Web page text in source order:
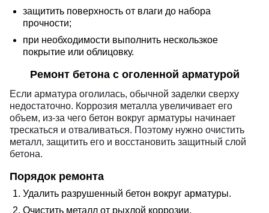
защитить поверхность от влаги до набора
прочности;
при необходимости выполнить нескользкое
покрытие или облицовку.
Ремонт бетона с оголенной арматурой
Если арматура оголилась, обычной заделки сверху
недостаточно. Коррозия металла увеличивает его
объем, из-за чего бетон вокруг арматуры начинает
трескаться и отваливаться. Поэтому нужно очистить
металл, защитить его и восстановить защитный слой
бетона.
Порядок ремонта
Удалить разрушенный бетон вокруг арматуры.
Очистить металл от рыхлой коррозии.